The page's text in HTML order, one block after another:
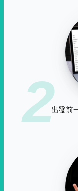
2出發前